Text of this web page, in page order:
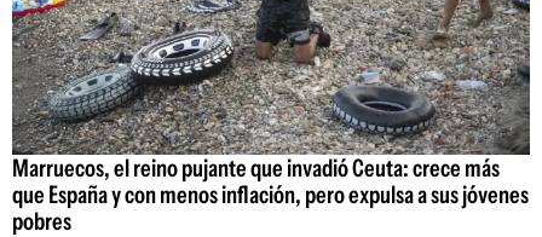
Marruecos, el reino pujante que invadió Ceuta: crece más
que España y con menos inflación, pero expulsa a sus jóvenes
pobres